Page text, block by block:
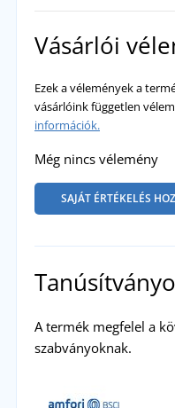
Vásárlói
Ezek a vélemények a
vásárlóink független
információk.
Még nincs vélemény
SAJÁT ÉRTÉKELÉS
A termék megfelel a
szabványoknak.